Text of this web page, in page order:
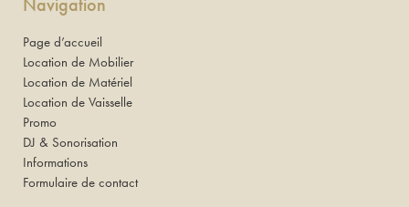
Page d’accueil
Location de Mobilier
Location de Matériel
Location de Vaisselle
Promo
DJ & Sonorisation
Informations
Formulaire de contact